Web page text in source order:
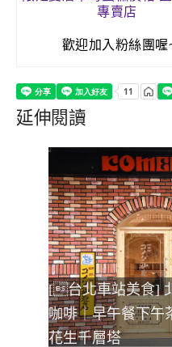
歡迎加入粉絲團喔
延伸閱讀
[台北車站美食]
咖啡｜早午餐下午
花生千層塔